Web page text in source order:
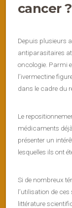
cancer ?
Depuis plusieurs
antiparasitaires
oncologie. Parmi
l’ivermectine
dans le cadre du
Le
médicaments
présenter un
lesquelles ils ont
Si de nombreux
l’utilisation de
littérature